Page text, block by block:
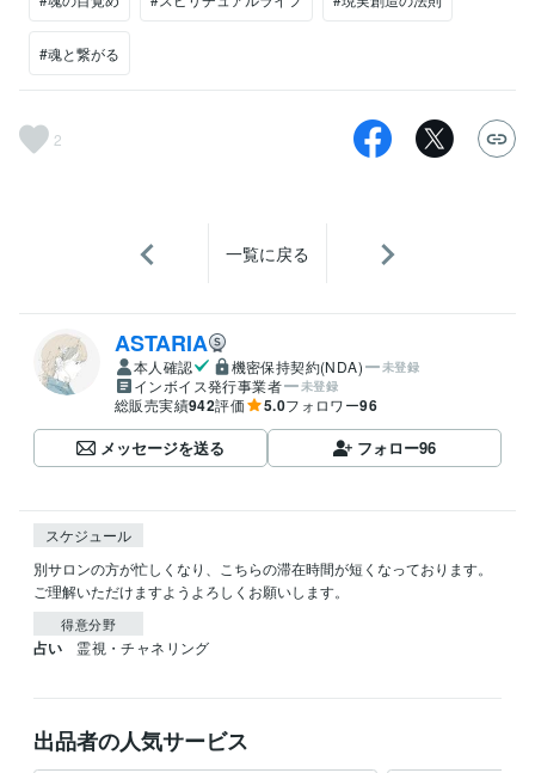
#魂と繋がる
2
一覧に戻る
ASTARIA
本人確認 機密保持契約(NDA) 未登録
インボイス発行事業者 未登録
総販売実績942評価 5.0フォロワー96
メッセージを送る フォロー96
スケジュール
別サロンの方が忙しくなり、こちらの滞在時間が短くなっております。
ご理解いただけますようよろしくお願いします。
得意分野
占い 霊視・チャネリング
出品者の人気サービス